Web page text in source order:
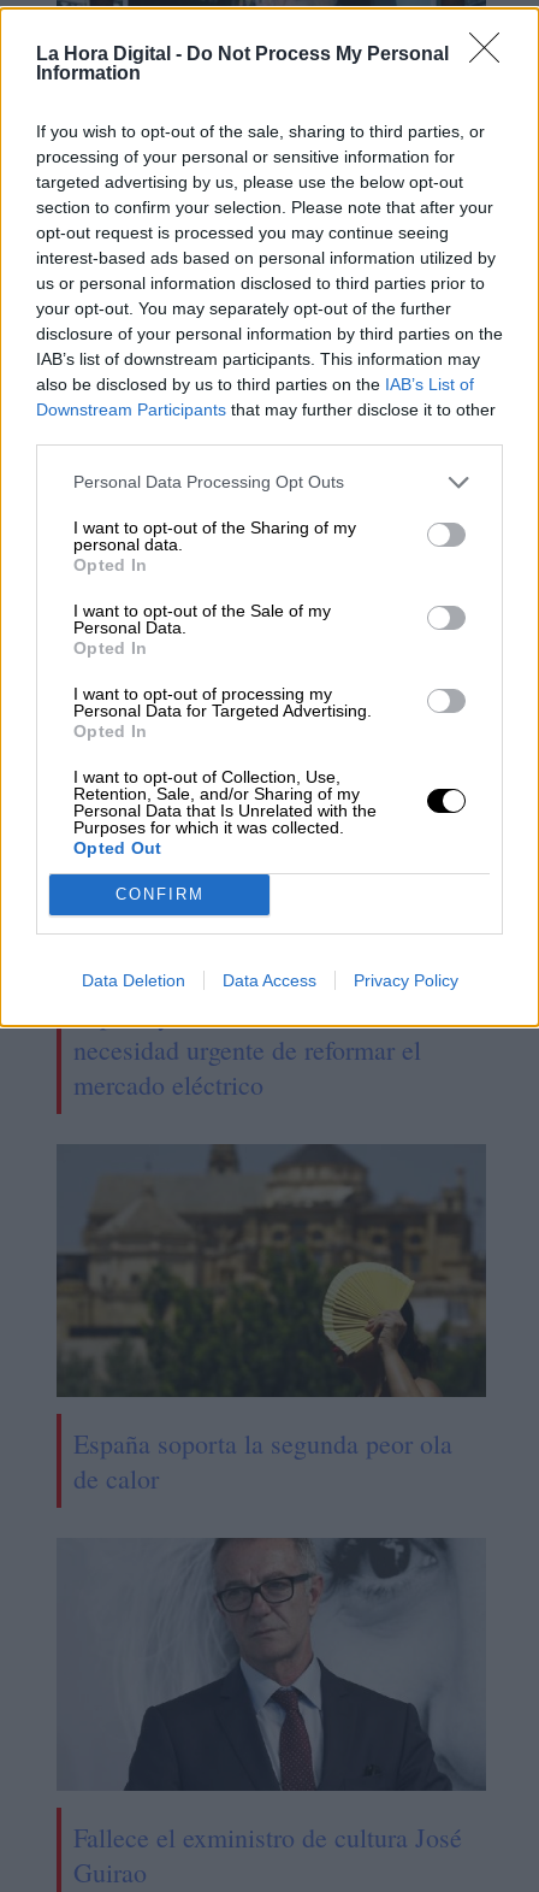
La Hora Digital - Do Not Process My Personal
Information
If you wish to opt-out of the sale, sharing to third parties, or
processing of your personal or sensitive information for
targeted advertising by us, please use the below opt-out
section to confirm your selection. Please note that after your
opt-out request is processed you may continue seeing
interest-based ads based on personal information utilized by
us or personal information disclosed to third parties prior to
your opt-out. You may separately opt-out of the further
disclosure of your personal information by third parties on the
IAB’s list of downstream participants. This information may
also be disclosed by us to third parties on the IAB’s List of
Downstream Participants that may further disclose it to other
Personal Data Processing Opt Outs
I want to opt-out of the Sharing of my
personal data.
Opted In
I want to opt-out of the Sale of my
Personal Data.
Opted In
I want to opt-out of processing my
Personal Data for Targeted Advertising.
Opted In
I want to opt-out of Collection, Use,
Retention, Sale, and/or Sharing of my
Personal Data that Is Unrelated with the
Purposes for which it was collected.
Opted Out
CONFIRM
Data Deletion Data Access Privacy Policy
Mario García de Castro: "Todas
estas conquistas siguen siendo un
camino abierto para el mañana"
Esperamos que Pedro Sánchez
recupere el sentido de sus palabras
necesidad urgente de reformar el
mercado eléctrico
España soporta la segunda peor ola
de calor
Fallece el exministro de cultura José
Guirao